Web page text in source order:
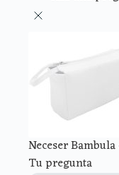
Neceser
Tu pregunta